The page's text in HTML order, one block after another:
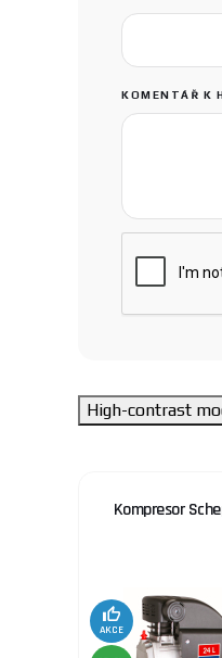
KOMENTÁŘ K
High-contrast
Kompresor
AKCE